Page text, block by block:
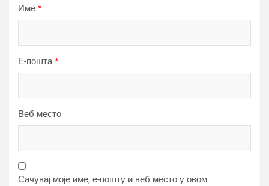
Име *
Е-пошта*
Веб место
Сачувај моје име, е-пошту и веб место у овом